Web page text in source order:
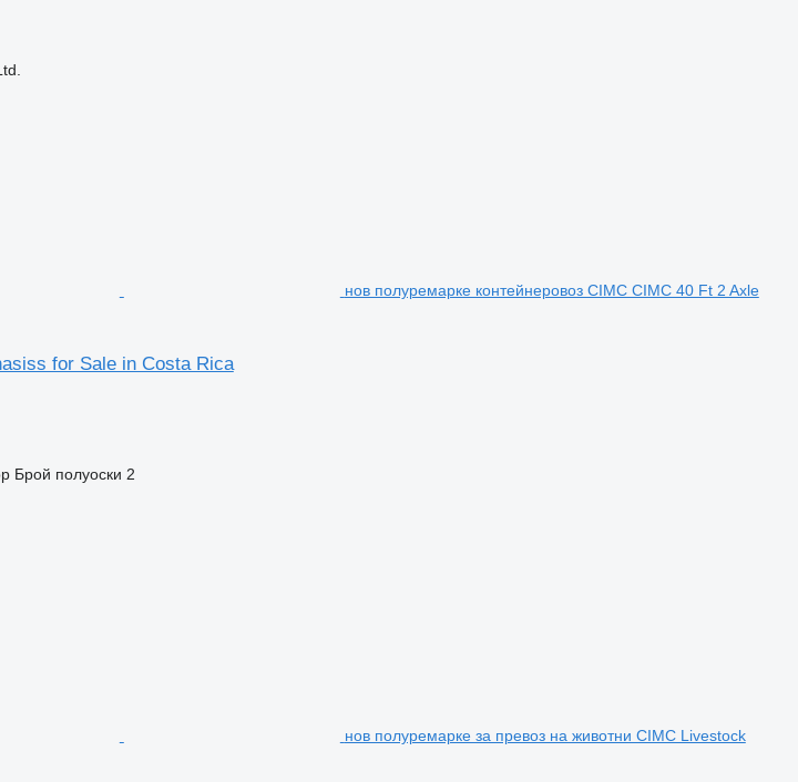
нов полуремарке контейнеровоз CIMC CIMC 40 Ft 2 Axle
for Sale in Costa Rica
Брой полуоски 2
нов полуремарке за превоз на животни CIMC Livestock